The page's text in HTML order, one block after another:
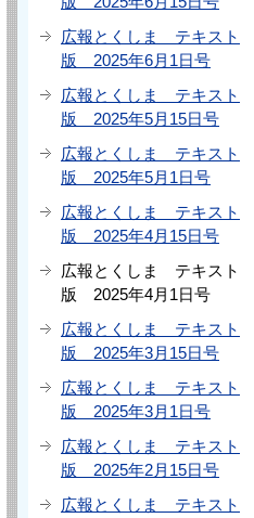
広報とくしま テキスト
版 2025年6月1日号
広報とくしま テキスト
版 2025年5月15日号
広報とくしま テキスト
版 2025年5月1日号
広報とくしま テキスト
版 2025年4月15日号
広報とくしま テキスト
版 2025年4月1日号
広報とくしま テキスト
版 2025年3月15日号
広報とくしま テキスト
版 2025年3月1日号
広報とくしま テキスト
版 2025年2月15日号
広報とくしま テキスト